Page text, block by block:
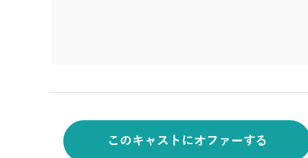
このキャストにオファーする